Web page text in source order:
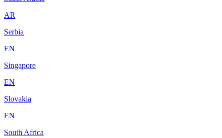
AR
Serbia
EN
Singapore
EN
Slovakia
EN
South Africa